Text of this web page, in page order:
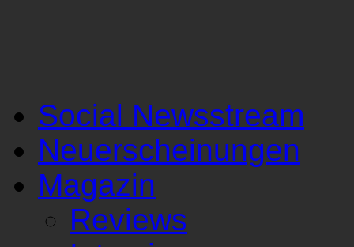
Social Newsstream
Neuerscheinungen
Magazin
Reviews